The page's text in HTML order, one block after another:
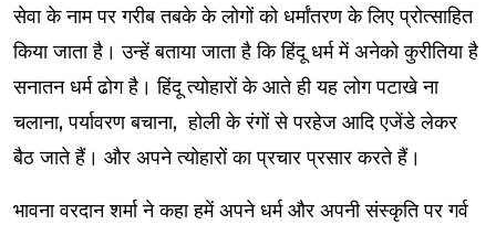
सेवा के नाम पर गरीब तबके के लोगों को धर्मांतरण के लिए प्रोत्साहित
किया जाता है। उन्हें बताया जाता है कि हिंदू धर्म में अनेको कुरीतिया है
सनातन धर्म ढोग है। हिंदू त्योहारों के आते ही यह लोग पटाखे ना
चलाना, पर्यावरण बचाना, होली के रंगों से परहेज आदि एजेंडे लेकर
बैठ जाते हैं। और अपने त्योहारों का प्रचार प्रसार करते हैं।
भावना वरदान शर्मा ने कहा हमें अपने धर्म और अपनी संस्कृति पर गर्व